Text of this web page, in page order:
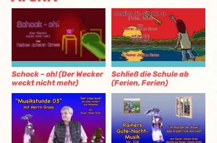
Schock – oh! (Der Wecker
weckt nicht mehr)
Schließ die Schule ab
(Ferien, Ferien)